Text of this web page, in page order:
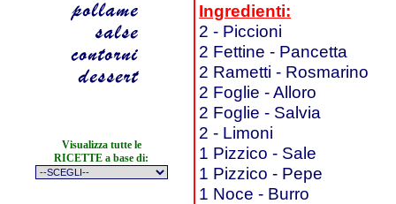
Visualizza tutte le
RICETTE a base di:
Ingredienti:
2 - Piccioni
2 Fettine - Pancetta
2 Rametti - Rosmarino
2 Foglie - Alloro
2 Foglie - Salvia
2 - Limoni
1 Pizzico - Sale
1 Pizzico - Pepe
1 Noce - Burro